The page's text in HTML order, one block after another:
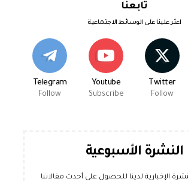
تابعنا
اعثر علينا على الوسائط الاجتماعية
Twitter
Follow
Youtube
Subscribe
Telegram
Follow
النشرة الأسبوعية
الإخبارية لدينا للحصول على أحدث مقالاتنا